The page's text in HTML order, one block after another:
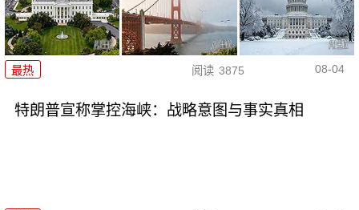
最热 阅读 3875 08-04
特朗普宣称掌控海峡：战略意图与事实真相